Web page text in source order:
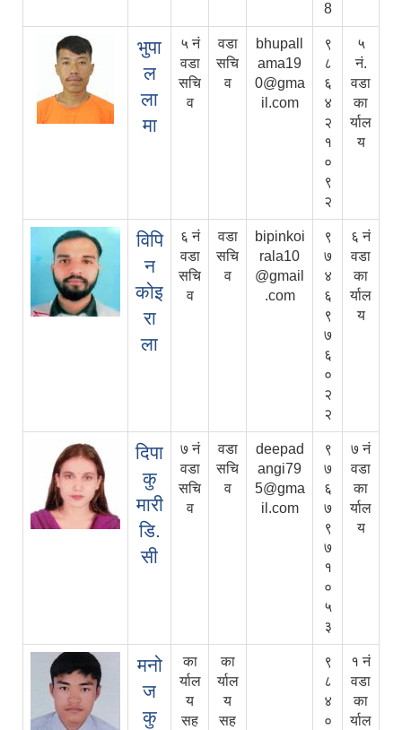
8
भुपा
ल
ला
मा
५ नं
वडा
सचि
व
वडा
सचि
व
bhupall
ama19
0@gma
il.com
९
८
६
४
२
१
०
९
२
५
नं.
वडा
का
र्याल
य
विपि
न
कोइ
रा
ला
६ नं
वडा
सचि
व
वडा
सचि
व
bipinkoi
rala10
@gmail
.com
९
७
४
६
९
७
६
०
२
२
६ नं
वडा
का
र्याल
य
दिपा
कु
मारी
डि.
सी
७ नं
वडा
सचि
व
वडा
सचि
व
deepad
angi79
5@gma
il.com
९
७
६
७
९
७
१
०
५
३
७ नं
वडा
का
र्याल
य
मनो
ज
कु
का
र्याल
य
सह
का
र्याल
य
सह
९
८
४
०
१ नं
वडा
का
र्याल